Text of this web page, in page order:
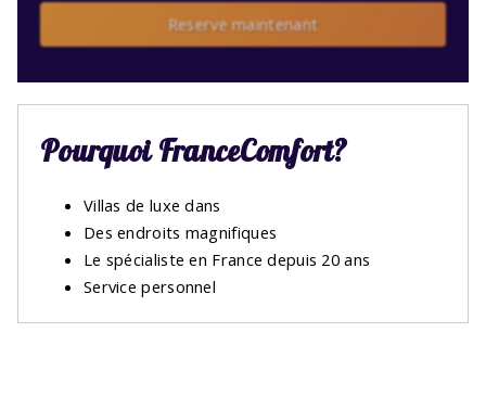
Reserve maintenant
Pourquoi FranceComfort?
Villas de luxe dans
Des endroits magnifiques
Le spécialiste en France depuis 20 ans
Service personnel